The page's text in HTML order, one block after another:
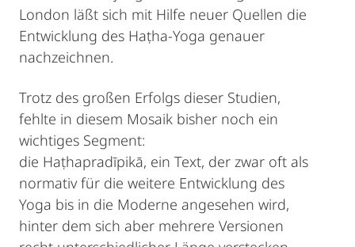
London läßt sich mit Hilfe neuer Quellen die
Entwicklung des Haṭha-Yoga genauer
nachzeichnen.
Trotz des großen Erfolgs dieser Studien,
fehlte in diesem Mosaik bisher noch ein
wichtiges Segment:
die Haṭhapradīpikā, ein Text, der zwar oft als
normativ für die weitere Entwicklung des
Yoga bis in die Moderne angesehen wird,
hinter dem sich aber mehrere Versionen